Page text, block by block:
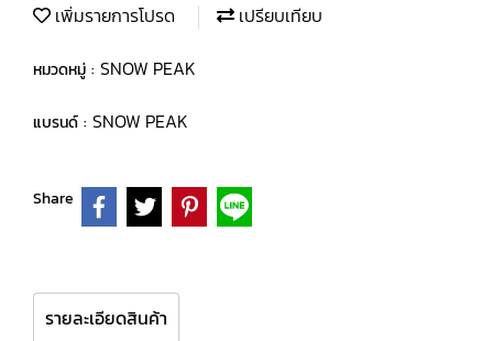
เพิ่มรายการโปรด เปรียบเทียบ
หมวดหมู่ : SNOW PEAK
แบรนด์ : SNOW PEAK
Share
รายละเอียดสินค้า